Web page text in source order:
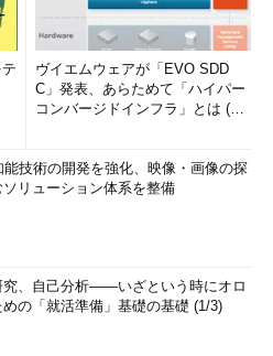
ヴイエムウェアが「EVO SDD
C」発表、あらためて「ハイパー
コンバージドインフラ」とは (1/
能技術の開発を強化、映像・画像の探
リューション体系を整備
究、自己分析――いざという時にオロ
の「就活準備」基礎の基礎 (1/3)